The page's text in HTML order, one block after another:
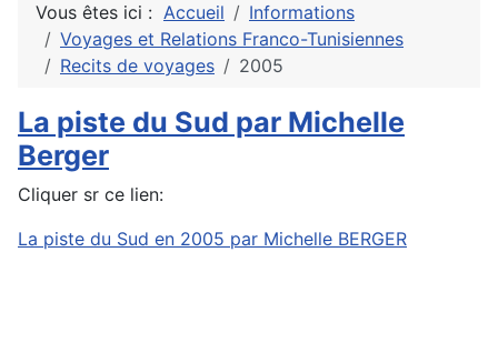
Vous êtes ici : Accueil
Informations
Voyages et Relations Franco-Tunisiennes
Recits de voyages
2005
La piste du Sud par Michelle
Berger
Cliquer sr ce lien:
La piste du Sud en 2005 par Michelle BERGER